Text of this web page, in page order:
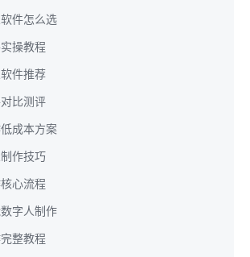
件怎么选
操教程
件推荐
比测评
成本方案
作技巧
心流程
字人制作
整教程